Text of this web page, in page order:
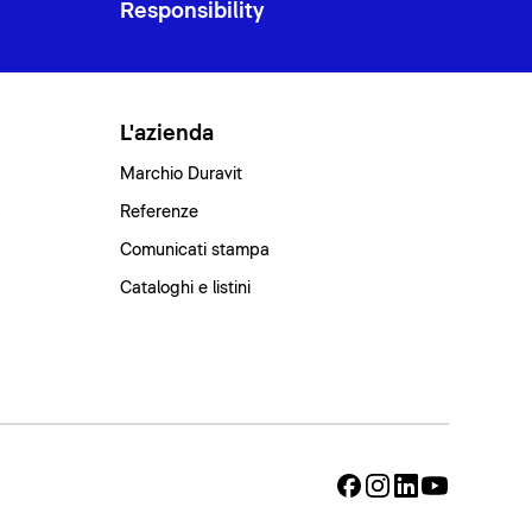
Responsibility
L'azienda
Marchio Duravit
Referenze
Comunicati stampa
Cataloghi e listini